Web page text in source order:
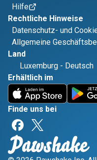
Hilfe
Rechtliche Hinweise
Datenschutz- und
Allgemeine
Land
Luxemburg - Deutsch
Erhältlich im
Finde uns bei